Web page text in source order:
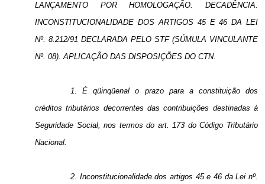
LANÇAMENTO POR HOMOLOGAÇÃO. DECADÊNCIA.
INCONSTITUCIONALIDADE DOS ARTIGOS 45 E 46 DA LEI
Nº. 8.212/91 DECLARADA PELO STF (SÚMULA VINCULANTE
Nº. 08). APLICAÇÃO DAS DISPOSIÇÕES DO CTN.
1. É qüinqüenal o prazo para a constituição dos
créditos tributários decorrentes das contribuições destinadas à
Seguridade Social, nos termos do art. 173 do Código Tributário
Nacional.
2. Inconstitucionalidade dos artigos 45 e 46 da Lei nº.